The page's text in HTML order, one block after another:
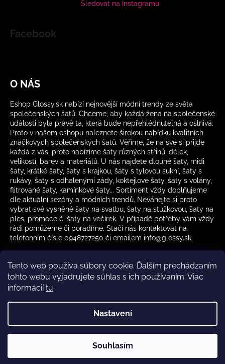
Tento web používa súbory cookie. Ďalším prechádzaním
tohto webu vyjadrujete súhlas s ich používaním. Viac
informáciítu.
Nastavení
Souhlasím
Sledovat na Instagramu
Facebook
O NÁS
Eshop Glossy.sk nabízí nejnovější módní trendy ze světa
společenských šatů. Chceme, aby každá žena na společenské
události byla právě ta, která bude nepřehlédnutelná a oslnivá.
Proto v našem eshopu naleznete širokou nabídku kvalitních
značkových společenských šatů. Věříme, že na své si přijde
každá z vás, proto nabízíme šaty různých střihů, délek,
velikostí, barev a materiálů. U nás najdete dlouhé šaty, midi
šaty, krátké šaty, šaty s krajkou, šaty s tylovou sukní, šaty s
rukávy, šaty s odhalenými zády, koktejlové šaty, šaty s volány,
flitrované šaty, kamínkové šaty... Sortiment vždy doplňujeme
dle aktuální sezóny a módních trendů. Neváhejte si proto
vybrat své vysněné šaty na svatbu, šaty na stužkovou, šaty na
ples, promoce či šaty na večírek. V případě potřeby vám vždy
rádi pomůžeme či poradíme. Stačí nás kontaktovat na
telefonním čísle 0948727250 či emailem info@glossy.sk.
Kamenná prodejna otevírací doba CZ
Glossy.sk. Všechna práva vyhrazena.